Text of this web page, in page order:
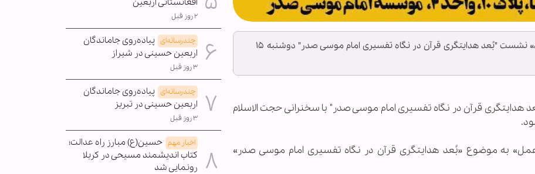
با سخنرانی حجت الاسلام «محمدعلی مهدوی راد» نشست "بُعد هدایتگری قرآن در نگاه تفسیری امام موسی صدر" دوشنبه ۱۵
هدایتگری قرآن در نگاه تفسیری امام موسی صدر" با سخنرانی حجت الاسلام
به موضوع «بُعد هدایتگری قرآن در نگاه تفسیری امام موسی صدر»
۲ روز قبل
چندرسانه‌ای پیاده‌روی جاماندگان
اربعین حسینی در شیراز
۳ روز قبل
چندرسانه‌ای پیاده‌روی جاماندگان
اربعین حسینی در تبریز
۳ روز قبل
اخبار مهم حسین(ع) مبارز راه عدالت؛
کتاب اندیشمند مسیحی در کربلا
رونمایی شد